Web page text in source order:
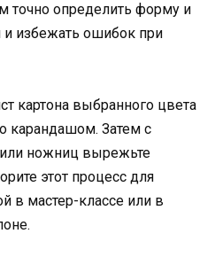
точно определить форму и
избежать ошибок при
картона выбранного цвета
карандашом. Затем с
ножниц вырежьте
этот процесс для
в мастер-классе или в